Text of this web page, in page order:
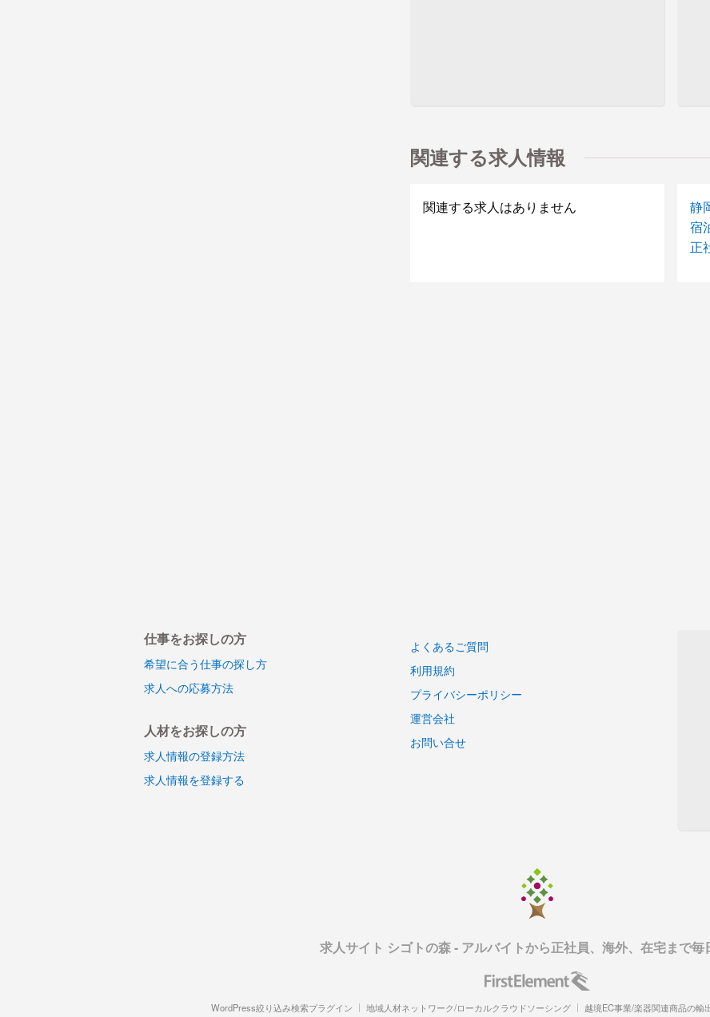
関連する求人情報
関連する求人はありません
静
宿
正
仕事をお探しの方
希望に合う仕事の探し方
求人への応募方法
人材をお探しの方
求人情報の登録方法
求人情報を登録する
よくあるご質問
利用規約
プライバシーポリシー
運営会社
お問い合せ
求人サイト シゴトの森 - アルバイトから正社員、海外、在宅まで毎
WordPress絞り込み検索プラグイン 地域人材ネットワーク/ローカルクラウドソーシング 越境EC事業/楽器関連商品の輸